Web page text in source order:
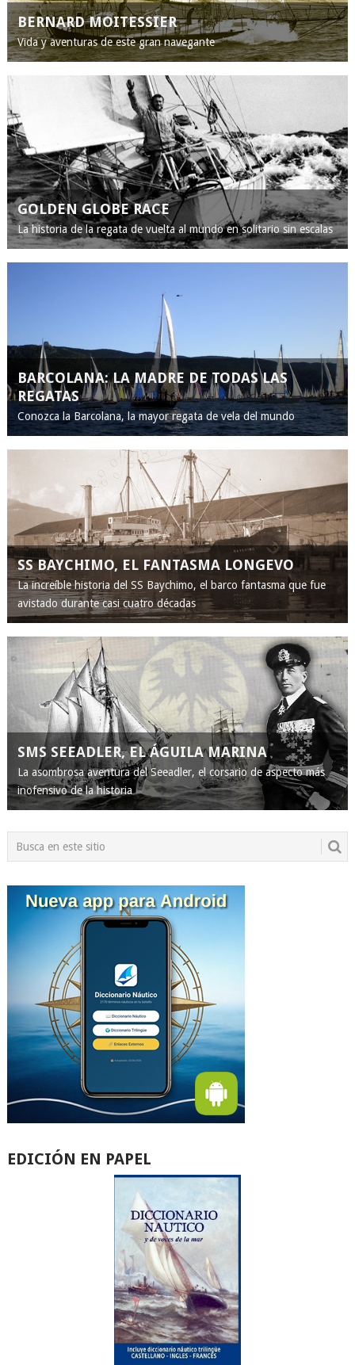
BERNARD MOITESSIER
Vida y aventuras de este gran navegante
GOLDEN GLOBE RACE
La historia de la regata de vuelta al mundo en solitario sin escalas
BARCOLANA: LA MADRE DE TODAS LAS
REGATAS
Conozca la Barcolana, la mayor regata de vela del mundo
SS BAYCHIMO, EL FANTASMA LONGEVO
La increíble historia del SS Baychimo, el barco fantasma que fue
avistado durante casi cuatro décadas
SMS SEEADLER, EL ÁGUILA MARINA
La asombrosa aventura del Seeadler, el corsario de aspecto más
inofensivo de la historia
EDICIÓN EN PAPEL